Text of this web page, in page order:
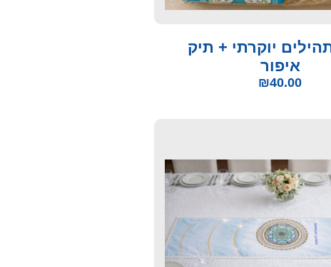
יוקרתי + תיק
איפור
₪40.00